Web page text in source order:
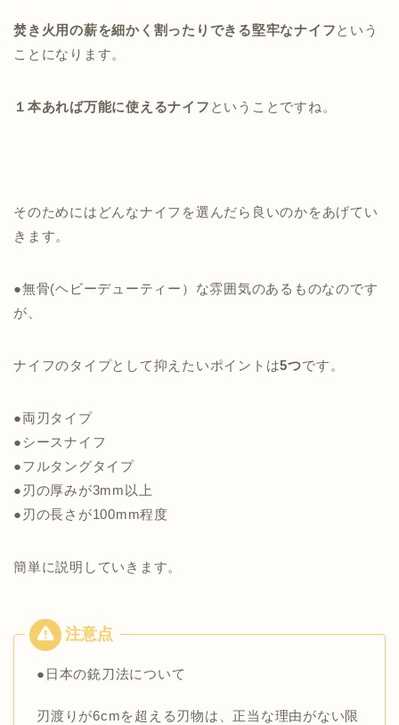
焚き火用の薪を細かく割ったりできる堅牢なナイフという
ことになります。
１本あれば万能に使えるナイフ ということですね。
そのためにはどんなナイフを選んだら良いのかをあげてい
きます。
●無骨(ヘビーデューティー）な雰囲気のあるものなのです
が、
ナイフのタイプとして抑えたいポイントは5つです。
●両刃タイプ
●シースナイフ
●フルタングタイプ
●刃の厚みが3mm以上
●刃の長さが100mm程度
簡単に説明していきます。
●日本の銃刀法について
刃渡りが6cmを超える刃物は、正当な理由がない限